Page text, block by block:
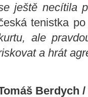
ještě necítila
tenistka
ale
a hrát
Berdych